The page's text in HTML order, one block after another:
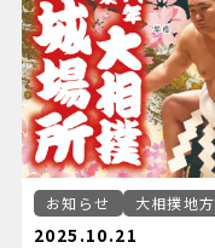
お知らせ 大相撲地
2025.10.21